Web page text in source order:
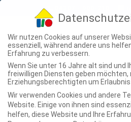
Allgemein
Die TING Projekte GmbH &
datenschutzrechtlich
Wir nutzen Cookies auf unserer
essenziell, während andere uns
Erfahrung zu verbessern.
Wenn Sie unter 16 Jahre alt sind und
freiwilligen Diensten geben möchten,
Erziehungsberechtigten um
Wir verwenden Cookies und andere
Website. Einige von ihnen sind
helfen, diese Website und Ihre